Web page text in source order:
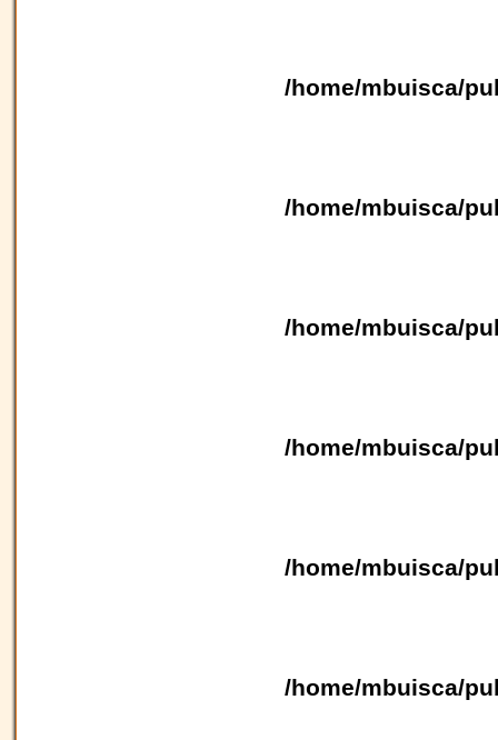
/home/mbuisca/
/home/mbuisca/
/home/mbuisca/
/home/mbuisca/
/home/mbuisca/
/home/mbuisca/